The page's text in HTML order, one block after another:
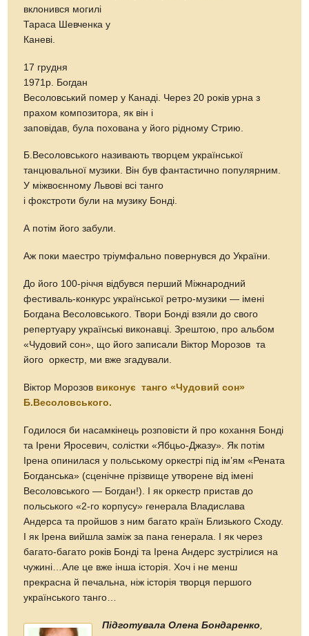
вклонився могилі
Тараса Шевченка у
Каневі.
17 грудня
1971р. Богдан
Весоловський помер у Канаді. Через 20 років урна з
прахом композитора, як він і
заповідав, була похована у його рідному Стрию.
Б.Весоловського називають творцем української
танцювальної музики. Він був фантастично популярним.
У міжвоєнному Львові всі танго
і фокстроти були на музику Бонді.
А потім його забули.
Аж поки маестро тріумфально повернувся до України.
До його 100-річчя відбувся перший Міжнародний
фестиваль-конкурс української ретро-музики — імені
Богдана Весоловського. Твори Бонді взяли до свого
репертуару українські виконавці. Зрештою, про альбом
«Чудовий сон», що його записали Віктор Морозов та
його оркестр, ми вже згадували.
Віктор Морозов виконує танго «Чудовий сон»
Б.Весоловського.
Годилося би насамкінець розповісти й про кохання Бонді
та Ірени Яросевич, солістки «Ябцьо-Джазу». Як потім
Ірена опинилася у польському оркестрі під ім’ям «Рената
Богданська» (сценічне прізвище утворене від імені
Весоловського — Богдан!). І як оркестр пристав до
польського «2-го корпусу» генерала Владислава
Андерса та пройшов з ним багато країн Близького Сходу.
І як Ірена вийшла заміж за пана генерала. І як через
багато-багато років Бонді та Ірена Андерс зустрілися на
чужині…Але це вже інша історія. Хоч і не менш
прекрасна й печальна, ніж історія творця першого
українського танго…
Підготувала Олена Бондаренко,